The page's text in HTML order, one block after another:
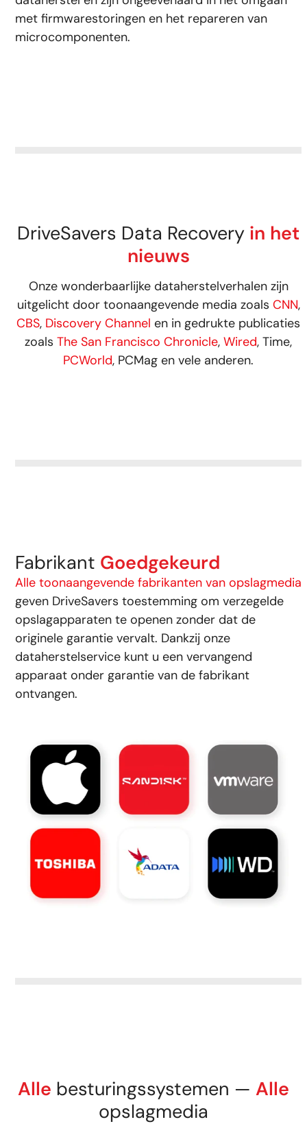
met firmwarestoringen en het repareren van
microcomponenten.
DriveSavers Data Recovery in het
nieuws
Onze wonderbaarlijke dataherstelverhalen zijn
uitgelicht door toonaangevende media zoals CNN,
CBS, Discovery Channel en in gedrukte publicaties
zoalsThe San Francisco Chronicle,Wired, Time,
PCWorld, PCMag en vele anderen.
Fabrikant Goedgekeurd
Alle toonaangevende fabrikanten van opslagmedia
geven DriveSavers toestemming om verzegelde
opslagapparaten te openen zonder dat de
originele garantie vervalt. Dankzij onze
dataherstelservice kunt u een vervangend
apparaat onder garantie van de fabrikant
ontvangen.
Alle besturingssystemen — Alle
opslagmedia